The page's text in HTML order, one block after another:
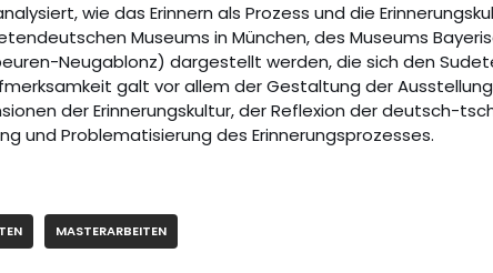
wie das Erinnern als Prozess und die
Museums in München, des Museums
Neugablonz) dargestellt werden, die sich den
galt vor allem der Gestaltung der
der Erinnerungskultur, der Reflexion der deutsch-
und Problematisierung des Erinnerungsprozesses.
MASTERARBEITEN